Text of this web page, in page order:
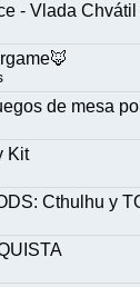
- Vlada
de mesa
Kit
Cthulhu y